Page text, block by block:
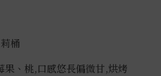
桶
果、桃,口感悠長偏微甘,烘烤